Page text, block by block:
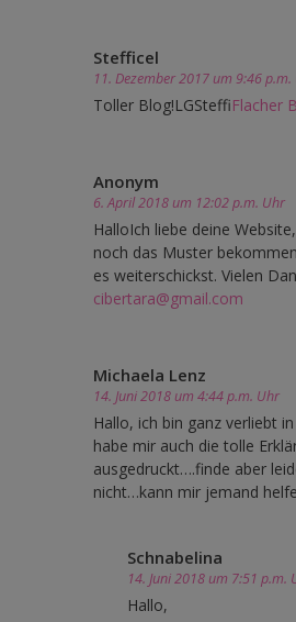
Stefficel
11. Dezember 2017 um 9:46
Toller Blog!LGSteffiFlacher
Anonym
6. April 2018 um 12:02 p.m. Uhr
HalloIch liebe deine
noch das Muster
es weiterschickst. Vielen
cibertara@gmail.com
Michaela Lenz
14. Juni 2018 um 4:44 p.m. Uhr
Hallo, ich bin ganz verliebt
habe mir auch die tolle
ausgedruckt….finde aber
nicht…kann mir jemand
Schnabelina
14. Juni 2018 um 7:51 p.m.
Hallo,